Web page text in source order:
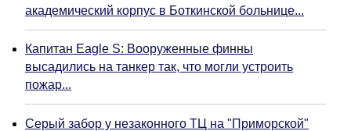
академический корпус в Боткинской больнице...
Капитан Eagle S: Вооруженные финны
высадились на танкер так, что могли устроить
пожар...
Серый забор у незаконного ТЦ на "Приморской"